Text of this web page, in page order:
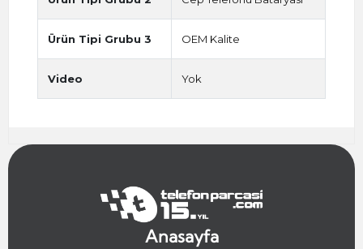
Ürün Tipi Grubu 3 OEM Kalite
Video Yok
Anasayfa